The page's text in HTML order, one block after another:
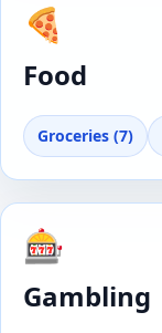
🍕
Food
Groceries (7)
🎰
Gambling